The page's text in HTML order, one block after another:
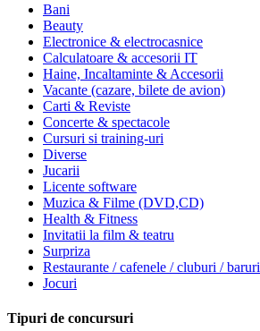
Bani
Beauty
Electronice & electrocasnice
Calculatoare & accesorii IT
Haine, Incaltaminte & Accesorii
Vacante (cazare, bilete de avion)
Carti & Reviste
Concerte & spectacole
Cursuri si training-uri
Diverse
Jucarii
Licente software
Muzica & Filme (DVD,CD)
Health & Fitness
Invitatii la film & teatru
Surpriza
Restaurante / cafenele / cluburi / baruri
Jocuri
Tipuri de concursuri